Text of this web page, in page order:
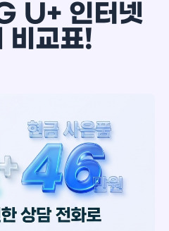
U+ 인터넷
비교표!